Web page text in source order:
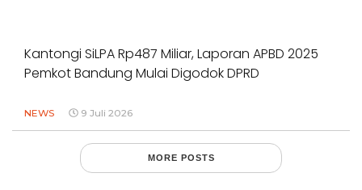
Kantongi SiLPA Rp487 Miliar, Laporan APBD 2025
Pemkot Bandung Mulai Digodok DPRD
NEWS 9 Juli 2026
MORE POSTS